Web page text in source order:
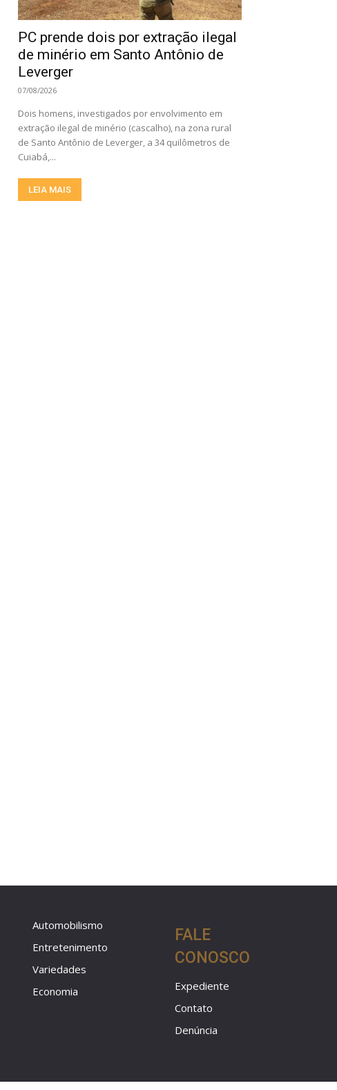
PC prende dois por extração ilegal
de minério em Santo Antônio de
Leverger
07/08/2026
Dois homens, investigados por envolvimento em
extração ilegal de minério (cascalho), na zona rural
de Santo Antônio de Leverger, a 34 quilômetros de
Cuiabá,...
LEIA MAIS
Automobilismo
Entretenimento
Variedades
Economia
FALE
CONOSCO
Expediente
Contato
Denúncia